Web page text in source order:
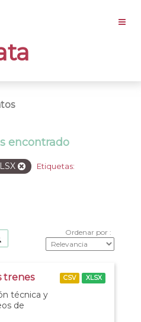
encontrado
Etiquetas:
Ordenar por
trenes
técnica y
de
CSV XLSX